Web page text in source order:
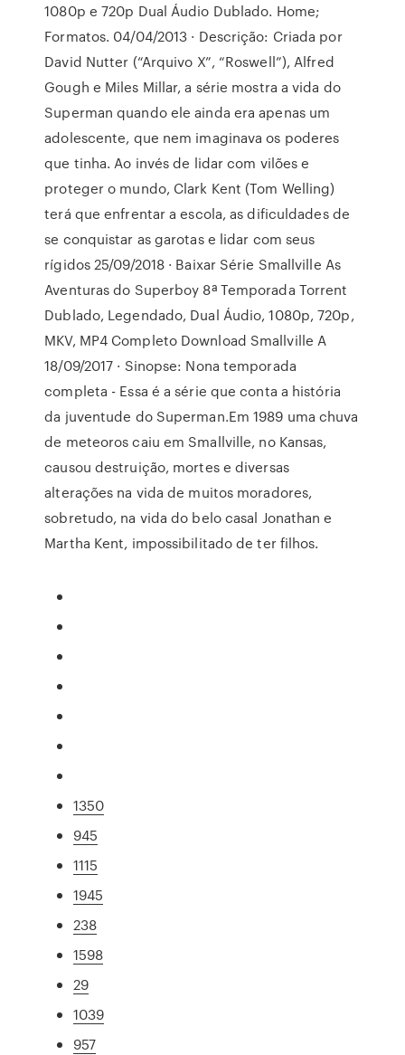
1080p e 720p Dual Áudio Dublado. Home;
Formatos. 04/04/2013 · Descrição: Criada por
David Nutter (“Arquivo X”, “Roswell”), Alfred
Gough e Miles Millar, a série mostra a vida do
Superman quando ele ainda era apenas um
adolescente, que nem imaginava os poderes
que tinha. Ao invés de lidar com vilões e
proteger o mundo, Clark Kent (Tom Welling)
terá que enfrentar a escola, as dificuldades de
se conquistar as garotas e lidar com seus
rígidos 25/09/2018 · Baixar Série Smallville As
Aventuras do Superboy 8ª Temporada Torrent
Dublado, Legendado, Dual Áudio, 1080p, 720p,
MKV, MP4 Completo Download Smallville A
18/09/2017 · Sinopse: Nona temporada
completa - Essa é a série que conta a história
da juventude do Superman.Em 1989 uma chuva
de meteoros caiu em Smallville, no Kansas,
causou destruição, mortes e diversas
alterações na vida de muitos moradores,
sobretudo, na vida do belo casal Jonathan e
Martha Kent, impossibilitado de ter filhos.
1350
945
1115
1945
238
1598
29
1039
957